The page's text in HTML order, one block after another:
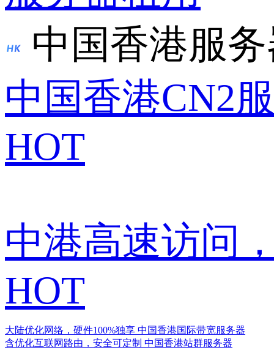
中国香港服
中国香港CN2
HOT
中港高速访问
HOT
大陆优化网络，硬件100%独享 中国香港国际带宽服务器
含优化互联网路由，安全可定制 中国香港站群服务器